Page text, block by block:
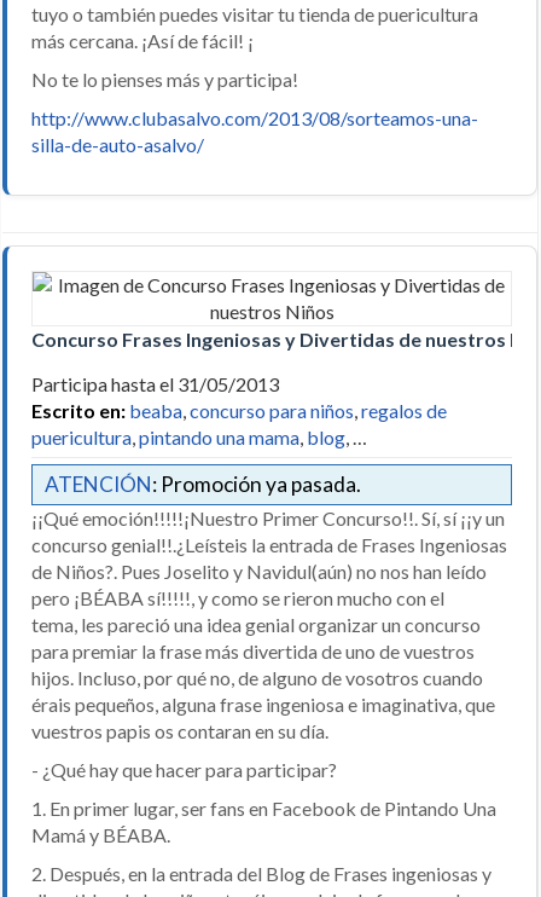
tuyo o también puedes visitar tu tienda de puericultura
más cercana. ¡Así de fácil! ¡
No te lo pienses más y participa!
http://www.clubasalvo.com/2013/08/sorteamos-una-
silla-de-auto-asalvo/
Concurso Frases Ingeniosas y Divertidas de nuestros
Participa hasta el 31/05/2013
Escrito en: beaba concurso para niños regalos de
puericultura pintando una mama blog
ATENCIÓN: Promoción ya pasada.
¡¡Qué emoción!!!!!¡Nuestro Primer Concurso!!. Sí, sí ¡¡y un
concurso genial!!.¿Leísteis la entrada de Frases Ingeniosas
de Niños?. Pues Joselito y Navidul(aún) no nos han leído
pero ¡BÉABA sí!!!!!, y como se rieron mucho con el
tema, les pareció una idea genial organizar un concurso
para premiar la frase más divertida de uno de vuestros
hijos. Incluso, por qué no, de alguno de vosotros cuando
érais pequeños, alguna frase ingeniosa e imaginativa, que
vuestros papis os contaran en su día.
- ¿Qué hay que hacer para participar?
1. En primer lugar, ser fans en Facebook de Pintando Una
Mamá y BÉABA.
2. Después, en la entrada del Blog de Frases ingeniosas y